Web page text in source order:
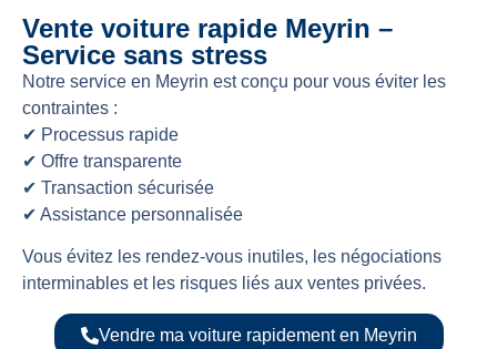
Vente voiture rapide Meyrin –
Service sans stress
Notre service en Meyrin est conçu pour vous éviter les
contraintes :
✔ Processus rapide
✔ Offre transparente
✔ Transaction sécurisée
✔ Assistance personnalisée
Vous évitez les rendez-vous inutiles, les négociations
interminables et les risques liés aux ventes privées.
Vendre ma voiture rapidement en Meyrin